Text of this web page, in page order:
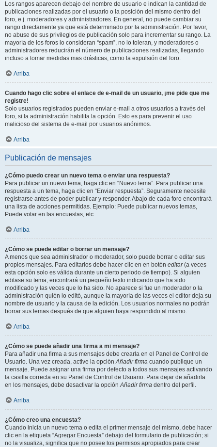
Los rangos aparecen debajo del nombre de usuario e indican la cantidad de
publicaciones realizadas por el usuario o la posición del mismo dentro del
foro, e.j. moderadores y administradores. En general, no puede cambiar su
rango directamente ya que está determinado por la administración. Por favor,
no abuse de sus privilegios de publicación solo para incrementar su rango. La
mayoría de los foros lo consideran “spam”, no lo toleran, y moderadores o
administradores reducirán el número de publicaciones realizadas, llegando
incluso a tomar medidas mas drásticas, como la expulsión del foro.
Arriba
Cuando hago clic sobre el enlace de e-mail de un usuario, ¡me pide que me
registre!
Solo usuarios registrados pueden enviar e-mail a otros usuarios a través del
foro, si la administración habilita la opción. Esto es para prevenir el uso
malicioso del sistema de e-mail por usuarios anónimos.
Arriba
Publicación de mensajes
¿Cómo puedo crear un nuevo tema o enviar una respuesta?
Para publicar un nuevo tema, haga clic en “Nuevo tema”. Para publicar una
respuesta a un tema, haga clic en “Enviar respuesta”. Seguramente necesite
registrarse antes de poder publicar y responder. Abajo de cada foro encontrará
una lista de acciones permitidas. Ejemplo: Puede publicar nuevos temas,
Puede votar en las encuestas, etc.
Arriba
¿Cómo se puede editar o borrar un mensaje?
A menos que sea administrador o moderador, solo puede borrar o editar sus
propios mensajes. Para editarlos debe hacer clic en en botón editar(a veces
esta opción solo es válida durante un cierto periodo de tiempo). Si alguien
editase su tema, encontrará un pequeño texto indicando que ha sido
modificado y las veces que lo ha sido. No aparece si fue un moderador o la
administración quién lo editó, aunque la mayoría de las veces el editor deja su
nombre de usuario y la causa de la edición. Los usuarios normales no podrán
borrar sus temas después de que alguien haya respondido al mismo.
Arriba
¿Cómo se puede añadir una firma a mi mensaje?
Para añadir una firma a sus mensajes debe crearla en el Panel de Control de
Usuario. Una vez creada, active la opciónAñadir firma cuando publique un
mensaje. Puede asignar una firma por defecto a todos sus mensajes activando
la casilla correcta en su Panel de Control de Usuario. Para dejar de añadirla
en los mensajes, debe desactivar la opciónAñadir firma dentro del perfil.
Arriba
¿Cómo creo una encuesta?
Cuando inicia un nuevo tema o edita el primer mensaje del mismo, debe hacer
clic en la etiqueta “Agregar Encuesta” debajo del formulario de publicación; si
no la visualiza, significa que no posee los permisos apropiados para crear